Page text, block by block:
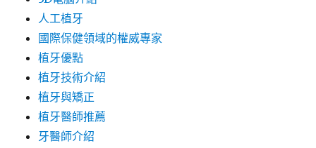
人工植牙
國際保健領域的權威專家
植牙優點
植牙技術介紹
植牙與矯正
植牙醫師推薦
牙醫師介紹